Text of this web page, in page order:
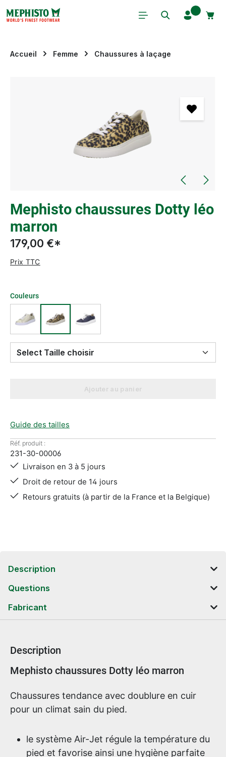
Passer au contenu principal
Accueil Femme Chaussures à laçage
Mephisto chaussures Dotty léo
marron
179,00 €*
Prix TTC
Couleurs
Select Taille choisir
Ajouter au panier
Guide des tailles
Réf. produit :
231-30-00006
Livraison en 3 à 5 jours
Droit de retour de 14 jours
Retours gratuits (à partir de la France et la Belgique)
Description
Questions
Fabricant
Description
Informations sur le produit
Mephisto chaussures Dotty léo marron
Chaussures tendance avec doublure en cuir
pour un climat sain du pied.
le système Air-Jet régule la température du
pied et favorise ainsi une hygiène parfaite